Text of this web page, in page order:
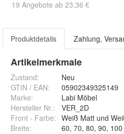
19 Angebote ab 23,36 €
Produktdetails Zahlung,
Artikelmerkmale
Zustand:
Neu
GTIN / EAN:
05902349325149
Marke:
Labi Möbel
Hersteller Nr.:
VER_2D
Front - Farbe:
Weiß
Breite: